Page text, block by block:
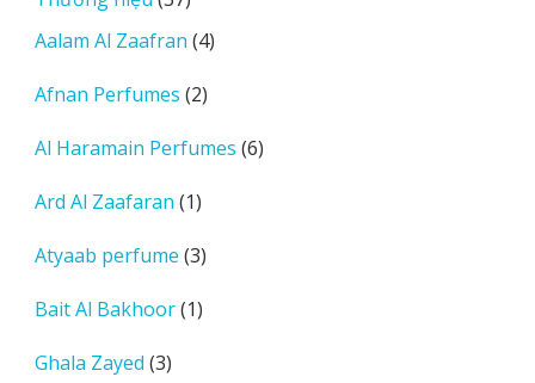
sản
phẩm
Aalam Al Zaafran 44
Afnan Perfumes 22
phẩm
Al Haramain Perfumes 66
Ard Al Zaafaran 11
phẩm
Atyaab perfume 33
phẩm
Bait Al Bakhoor 11
Ghala Zayed 33